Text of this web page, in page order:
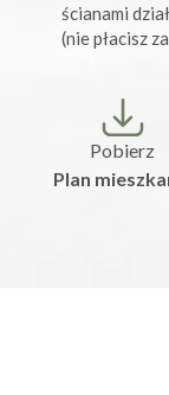
ścianami
(nie płacisz
Pobierz
Plan